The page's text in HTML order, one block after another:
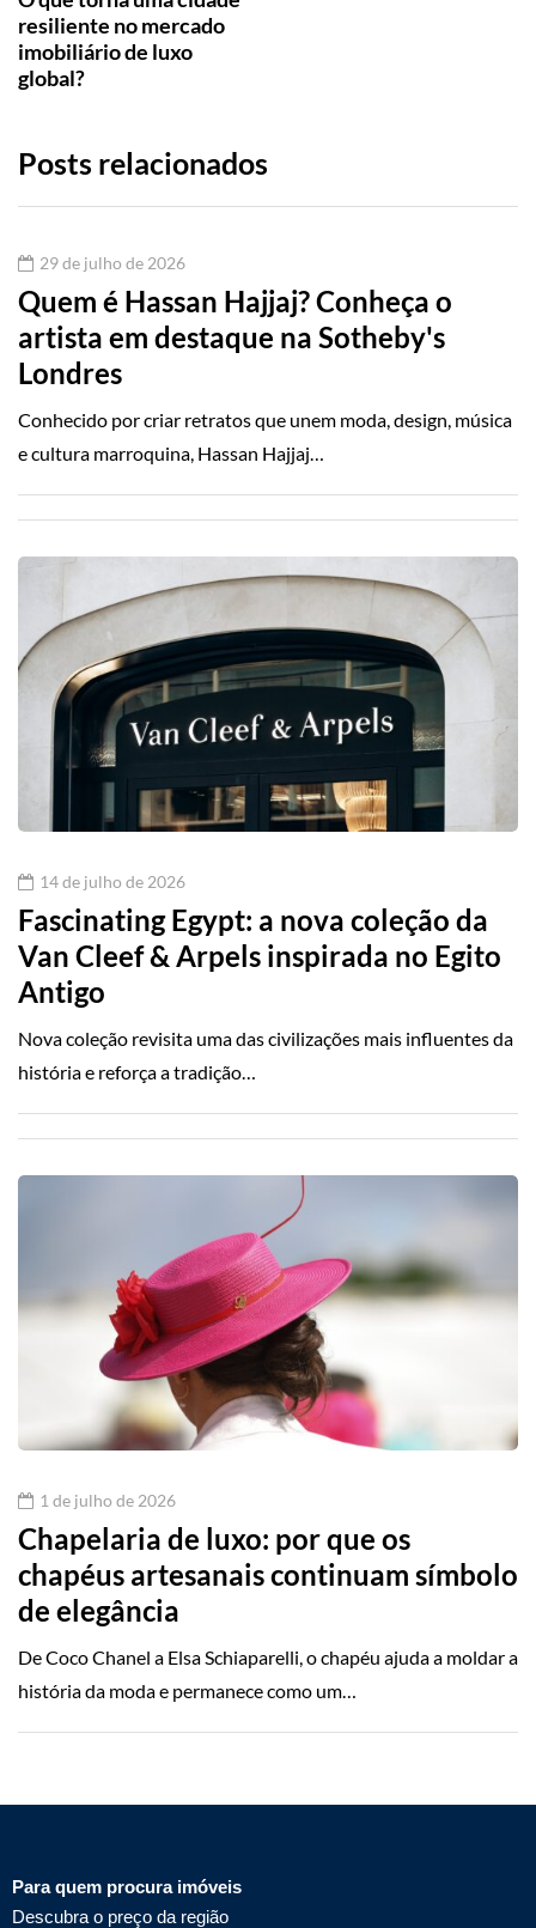
resiliente no mercado
imobiliário de luxo
global?
Posts relacionados
29 de julho de 2026
Quem é Hassan Hajjaj? Conheça o
artista em destaque na Sotheby's
Londres
Conhecido por criar retratos que unem moda, design, música
e cultura marroquina, Hassan Hajjaj…
14 de julho de 2026
Fascinating Egypt: a nova coleção da
Van Cleef & Arpels inspirada no Egito
Antigo
Nova coleção revisita uma das civilizações mais influentes da
história e reforça a tradição…
1 de julho de 2026
Chapelaria de luxo: por que os
chapéus artesanais continuam símbolo
de elegância
De Coco Chanel a Elsa Schiaparelli, o chapéu ajuda a moldar a
história da moda e permanece como um…
Para quem procura imóveis
Descubra o preço da região